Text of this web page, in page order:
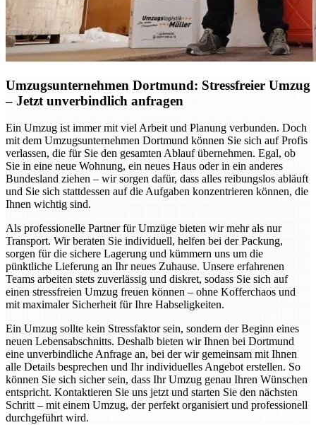
Umzugsunternehmen Dortmund: Stressfreier Umzug
– Jetzt unverbindlich anfragen
Ein Umzug ist immer mit viel Arbeit und Planung verbunden. Doch
mit dem Umzugsunternehmen Dortmund können Sie sich auf Profis
verlassen, die für Sie den gesamten Ablauf übernehmen. Egal, ob
Sie in eine neue Wohnung, ein neues Haus oder in ein anderes
Bundesland ziehen – wir sorgen dafür, dass alles reibungslos abläuft
und Sie sich stattdessen auf die Aufgaben konzentrieren können, die
Ihnen wichtig sind.
Als professionelle Partner für Umzüge bieten wir mehr als nur
Transport. Wir beraten Sie individuell, helfen bei der Packung,
sorgen für die sichere Lagerung und kümmern uns um die
pünktliche Lieferung an Ihr neues Zuhause. Unsere erfahrenen
Teams arbeiten stets zuverlässig und diskret, sodass Sie sich auf
einen stressfreien Umzug freuen können – ohne Kofferchaos und
mit maximaler Sicherheit für Ihre Habseligkeiten.
Ein Umzug sollte kein Stressfaktor sein, sondern der Beginn eines
neuen Lebensabschnitts. Deshalb bieten wir Ihnen bei Dortmund
eine unverbindliche Anfrage an, bei der wir gemeinsam mit Ihnen
alle Details besprechen und Ihr individuelles Angebot erstellen. So
können Sie sich sicher sein, dass Ihr Umzug genau Ihren Wünschen
entspricht. Kontaktieren Sie uns jetzt und starten Sie den nächsten
Schritt – mit einem Umzug, der perfekt organisiert und professionell
durchgeführt wird.